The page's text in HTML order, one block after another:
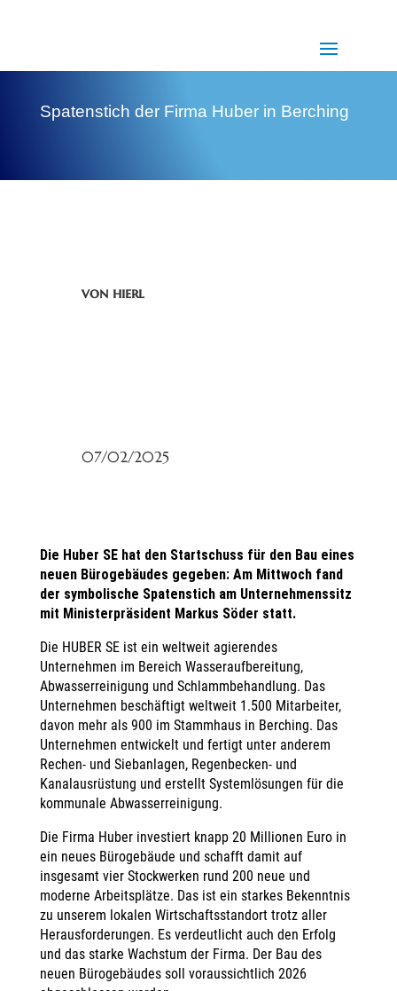
Spatenstich der Firma Huber in Berching
von hierl
07/02/2025
Die Huber SE hat den Startschuss für den Bau eines
neuen Bürogebäudes gegeben: Am Mittwoch fand
der symbolische Spatenstich am Unternehmenssitz
mit Ministerpräsident Markus Söder statt.
Die HUBER SE ist ein weltweit agierendes
Unternehmen im Bereich Wasseraufbereitung,
Abwasserreinigung und Schlammbehandlung. Das
Unternehmen beschäftigt weltweit 1.500 Mitarbeiter,
davon mehr als 900 im Stammhaus in Berching. Das
Unternehmen entwickelt und fertigt unter anderem
Rechen- und Siebanlagen, Regenbecken- und
Kanalausrüstung und erstellt Systemlösungen für die
kommunale Abwasserreinigung.
Die Firma Huber investiert knapp 20 Millionen Euro in
ein neues Bürogebäude und schafft damit auf
insgesamt vier Stockwerken rund 200 neue und
moderne Arbeitsplätze. Das ist ein starkes Bekenntnis
zu unserem lokalen Wirtschaftsstandort trotz aller
Herausforderungen. Es verdeutlicht auch den Erfolg
und das starke Wachstum der Firma. Der Bau des
neuen Bürogebäudes soll voraussichtlich 2026